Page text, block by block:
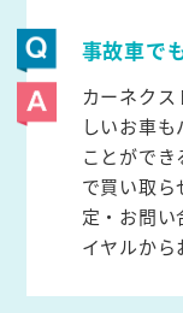
事故車で
カーネク
しいお車
ことがで
で買い取ら
定・お問い
イヤルから